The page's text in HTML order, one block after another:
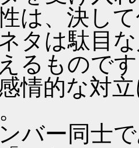
は、決し
タは駄目
るもので
情的な対
バー同士